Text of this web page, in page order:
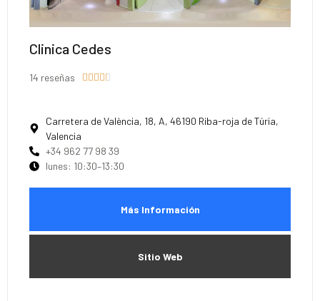
Clinica Cedes
14 reseñas     
Carretera de València, 18, A, 46190 Riba-roja de Túria,
Valencia
+34 962 77 98 39
lunes: 10:30–13:30
Más Información
Sitio Web